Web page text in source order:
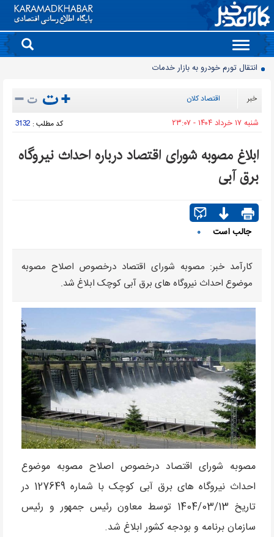
Toggle
navigation
انتقال تورم خودرو به بازار خدمات
روز سبز بورس
معمای قیمت سکه امامی و بهار آزادی در دادگاه خانواده
حذف و بازگشت دوباره تلگرام به فروشگاه برنامه اپل
موتورسیکلت‌های برقی مشتری ندارند/ کمبود زیرساخت یا بی‌میلی مردم؟
سدهای مهم کشور چقدر آب دارند؟
جمعیت ایران از ۸۷ میلیون نفر عبور کرد
قیمت برق تابستانی به اوج زمستانی رسید
خبر اقتصاد کلان
شنبه ۱۷ خرداد ۱۴۰۴ - ۲۳:۰۷ کد مطلب : 3132
ابلاغ مصوبه شورای اقتصاد درباره احداث نیروگاه
برق آبی
جالب است ۰
کارآمد خبر: مصوبه شورای اقتصاد درخصوص اصلاح مصوبه
موضوع احداث نیروگاه های برق آبی کوچک ابلاغ شد.
مصوبه شورای اقتصاد درخصوص اصلاح مصوبه موضوع
احداث نیروگاه های برق آبی کوچک با شماره 127649 در
تاریخ 1404/03/13 توسط معاون رئیس جمهور و رئیس
سازمان برنامه و بودجه کشور ابلاغ شد.